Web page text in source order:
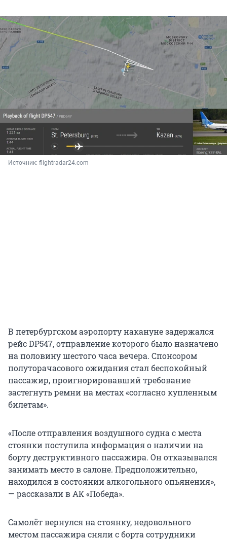
Источник: flightradar24.com
В петербургском аэропорту накануне задержался
рейс DP547, отправление которого было назначено
на половину шестого часа вечера. Спонсором
полуторачасового ожидания стал беспокойный
пассажир, проигнорировавший требование
застегнуть ремни на местах «согласно купленным
билетам».
«После отправления воздушного судна с места
стоянки поступила информация о наличии на
борту деструктивного пассажира. Он отказывался
занимать место в салоне. Предположительно,
находился в состоянии алкогольного опьянения»,
— рассказали в АК «Победа».
Самолёт вернулся на стоянку, недовольного
местом пассажира сняли с борта сотрудники